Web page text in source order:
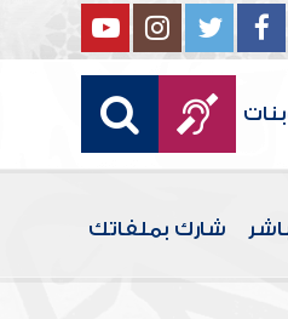
شارك بملفاتك